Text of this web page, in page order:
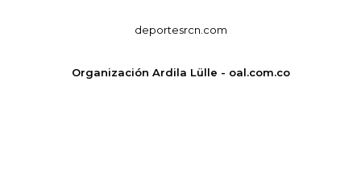
deportesrcn.com
Organización Ardila Lülle - oal.com.co